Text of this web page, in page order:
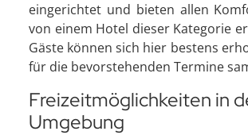
eingerichtet und bieten allen
von einem Hotel dieser Kategorie
Gäste können sich hier bestens
für die bevorstehenden Termine
Freizeitmöglichkeiten in
Umgebung